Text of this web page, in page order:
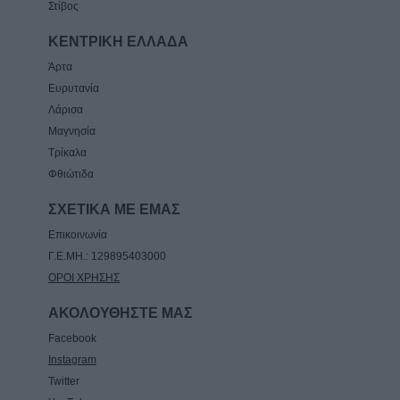
Κων. Λαμπρόπουλος: Με άδεια κατάληψης
κοινόχρηστων χώρων η συντριπτική
Παράταση απαγόρευση θήρας σε
συγκεκριμένες εκτάσεις του Δήμου
Μουζακίου
8 Αυγούστου 2026, 09:29
Στίβος
ΚΕΝΤΡΙΚΗ ΕΛΛΑΔΑ
Άρτα
Ευρυτανία
Λάρισα
Μαγνησία
Τρίκαλα
Φθιώτιδα
ΣΧΕΤΙΚΑ ΜΕ ΕΜΑΣ
Επικοινωνία
Γ.Ε.ΜΗ.: 129895403000
ΟΡΟΙ ΧΡΗΣΗΣ
ΑΚΟΛΟΥΘΗΣΤΕ ΜΑΣ
Facebook
Instagram
Twitter